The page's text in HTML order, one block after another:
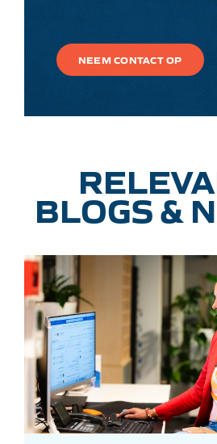
NEEM CONTACT OP
BLOGS &